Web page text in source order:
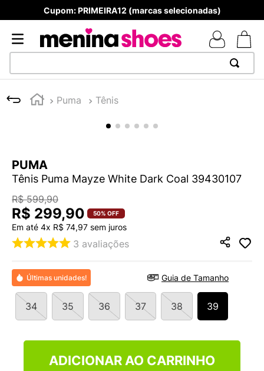
Cupom: PRIMEIRA12 (marcas selecionadas)
Puma Tênis
PUMA
Tênis Puma Mayze White Dark Coal 39430107
R$ 599,90
R$ 299,90 50% OFF
Em até 4x R$ 74,97 sem juros
3 avaliações
Últimas unidades! Guia de Tamanho
34 35 36 37 38 39
ADICIONAR AO CARRINHO
1
TÊNIS NEWS BALANCE 530
4º
TÊNIS VEJA WHITE
5
ADIDAS
6º
SAMBA
7 º
MELISSA SLIDE
8 º
NEW BALANCE 204L
9º
NEW 530
10º VANS TÊNIS VANS ULTRARANGE